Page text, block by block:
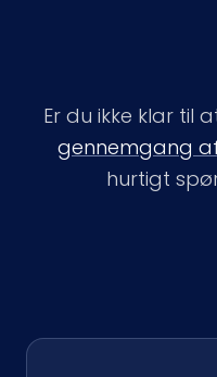
Er du ikke klar til
gennemgang
hurtigt